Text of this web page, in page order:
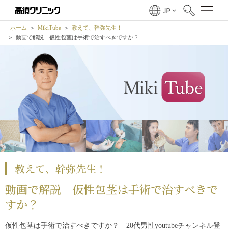
ホーム MikiTube
教えて、幹弥先生！
動画で解説 仮性包茎は手術で治すべきですか？
教えて、幹弥先生！
動画で解説 仮性包茎は手術で治すべきで
すか？
仮性包茎は手術で治すべきですか？ 20代男性youtubeチャンネル登